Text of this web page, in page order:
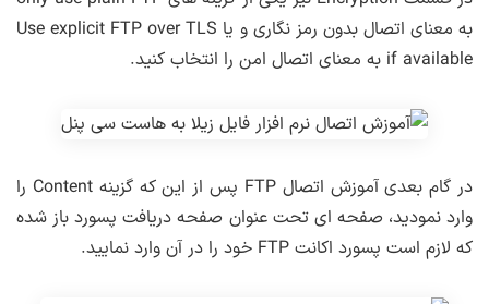
به معنای اتصال بدون رمز نگاری و یا Use explicit FTP over TLS
if available به معنای اتصال امن را انتخاب کنید.
در گام بعدی آموزش اتصال FTP پس از این که گزینه Content را
وارد نمودید، صفحه ای تحت عنوان صفحه دریافت پسورد باز شده
که لازم است پسورد اکانت FTP خود را در آن وارد نمایید.